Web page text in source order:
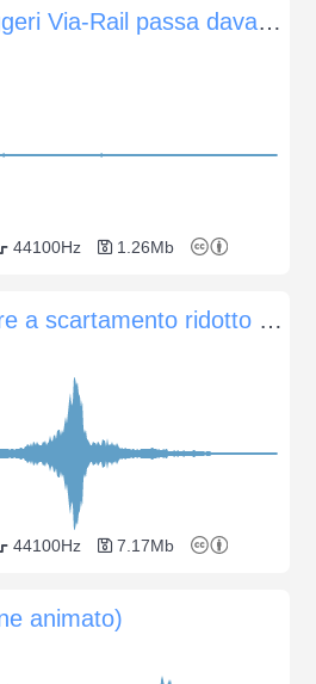
Un treno passeggeri Via-Rail passa davanti alla stazione di Trenton, Ontario, Canada
44100Hz 1.26Mb
Un treno a vapore a scartamento ridotto in salita
44100Hz 7.17Mb
animato)